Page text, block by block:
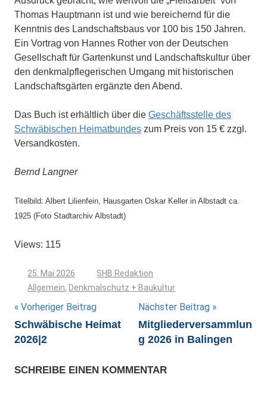
Thomas Hauptmann ist und wie bereichernd für die
Kenntnis des Landschaftsbaus vor 100 bis 150 Jahren.
Ein Vortrag von Hannes Rother von der Deutschen
Gesellschaft für Gartenkunst und Landschaftskultur über
den denkmalpflegerischen Umgang mit historischen
Landschaftsgärten ergänzte den Abend.
Das Buch ist erhältlich über die Geschäftsstelle des
Schwäbischen Heimatbundes zum Preis von 15 € zzgl.
Versandkosten.
Bernd Langner
Titelbild: Albert Lilienfein, Hausgarten Oskar Keller in Albstadt ca.
1925 (Foto Stadtarchiv Albstadt)
Views: 115
25. Mai 2026
SHB Redaktion
Allgemein, Denkmalschutz + Baukultur
Beitragsnavigation
Vorheriger Beitrag
Schwäbische Heimat
2026|2
Nächster Beitrag
Mitgliederversammlun
g 2026 in Balingen
SCHREIBE EINEN KOMMENTAR